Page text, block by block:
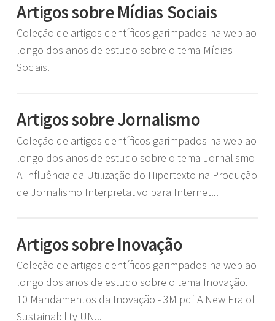
Artigos sobre Mídias Sociais
Coleção de artigos científicos garimpados na web ao
longo dos anos de estudo sobre o tema Mídias
Sociais.
Artigos sobre Jornalismo
Coleção de artigos científicos garimpados na web ao
longo dos anos de estudo sobre o tema Jornalismo
A Influência da Utilização do Hipertexto na Produção
de Jornalismo Interpretativo para Internet...
Artigos sobre Inovação
Coleção de artigos científicos garimpados na web ao
longo dos anos de estudo sobre o tema Inovação.
10 Mandamentos da Inovação - 3M pdf A New Era of
Sustainability UN...